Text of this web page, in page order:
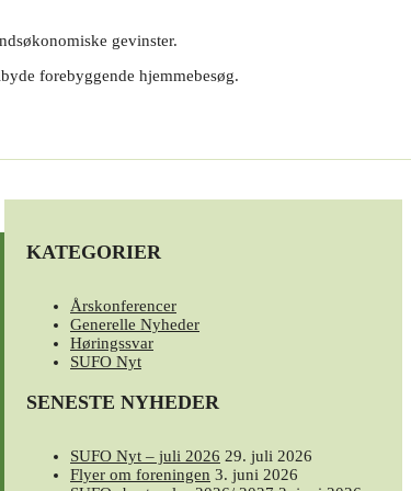
gevinster.
forebyggende hjemmebesøg.
KATEGORIER
Årskonferencer
Generelle Nyheder
Høringssvar
SUFO Nyt
SENESTE NYHEDER
SUFO Nyt – juli 2026 29. juli 2026
Flyer om foreningen 3. juni 2026